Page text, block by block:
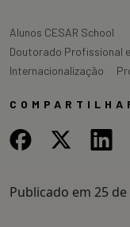
Alunos CESAR School
Doutorado Profissional
Internacionalização
Publicado em 25